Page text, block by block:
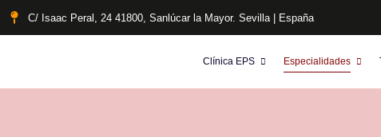
C/ Isaac Peral, 24 41800, Sanlúcar la Mayor. Sevilla | España
Clínica EPS Especialidades